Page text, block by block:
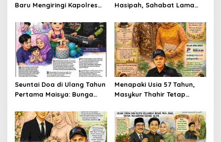
Baru Mengiringi Kapolres
Hasipah, Sahabat Lama
Silaturahmi
Seuntai Doa di Ulang Tahun
Pertama Maisya: Bunga
Tengah Cinta dan Harapan
Menapaki Usia 57 Tahun,
Masykur Thahir Tetap
Pengabdian dan
Peradaban Kata